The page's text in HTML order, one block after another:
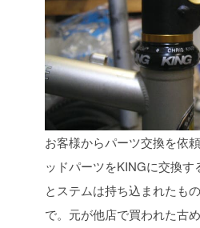
お客様からパーツ交換を依
ッドパーツをKINGに交換
とステムは持ち込まれたも
で。元が他店で買われた古